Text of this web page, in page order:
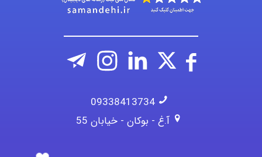
09338413734
آ.غ - بوکان - خیابان 55